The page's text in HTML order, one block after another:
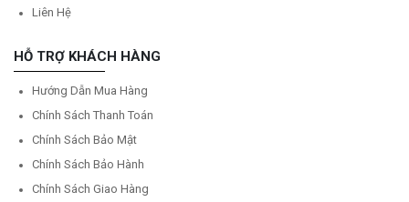
Liên Hệ
HỖ TRỢ KHÁCH HÀNG
Hướng Dẫn Mua Hàng
Chính Sách Thanh Toán
Chính Sách Bảo Mật
Chính Sách Bảo Hành
Chính Sách Giao Hàng